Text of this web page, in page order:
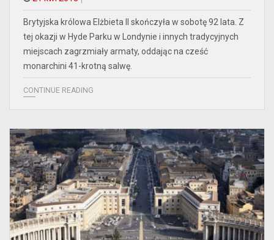
Brytyjska królowa Elżbieta II skończyła w sobotę 92 lata. Z
tej okazji w Hyde Parku w Londynie i innych tradycyjnych
miejscach zagrzmiały armaty, oddając na cześć
monarchini 41-krotną salwę.
CONTINUE READING